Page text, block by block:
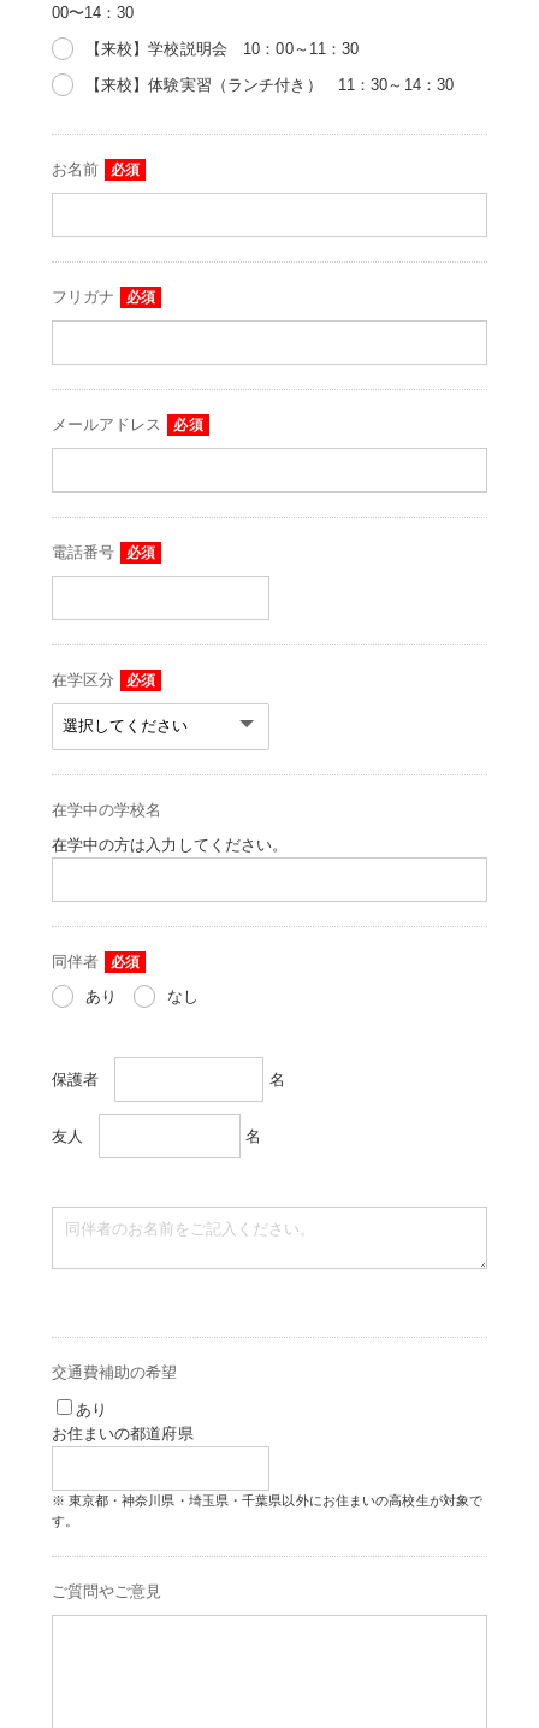
00〜14：30
【来校】学校説明会 10：00～11：30
【来校】体験実習（ランチ付き） 11：30～14：30
お名前 必須
フリガナ 必須
メールアドレス 必須
電話番号 必須
在学区分 必須
在学中の学校名
在学中の方は入力してください。
同伴者 必須
あり なし
保護者 名
友人 名
交通費補助の希望
あり
お住まいの都道府県
東京都・神奈川県・埼玉県・千葉県以外にお住まいの高校生が対象で
す。
ご質問やご意見